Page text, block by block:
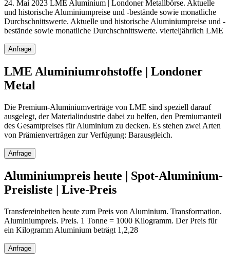
24. Mai 2023 LME Aluminium | Londoner Metallbörse. Aktuelle
und historische Aluminiumpreise und -bestände sowie monatliche
Durchschnittswerte. Aktuelle und historische Aluminiumpreise und -
bestände sowie monatliche Durchschnittswerte. vierteljährlich LME
Anfrage
LME Aluminiumrohstoffe | Londoner
Metal
Die Premium-Aluminiumverträge von LME sind speziell darauf
ausgelegt, der Materialindustrie dabei zu helfen, den Premiumanteil
des Gesamtpreises für Aluminium zu decken. Es stehen zwei Arten
von Prämienverträgen zur Verfügung: Barausgleich.
Anfrage
Aluminiumpreis heute | Spot-Aluminium-
Preisliste | Live-Preis
Transfereinheiten heute zum Preis von Aluminium. Transformation.
Aluminiumpreis. Preis. 1 Tonne = 1000 Kilogramm. Der Preis für
ein Kilogramm Aluminium beträgt 1,2,28
Anfrage